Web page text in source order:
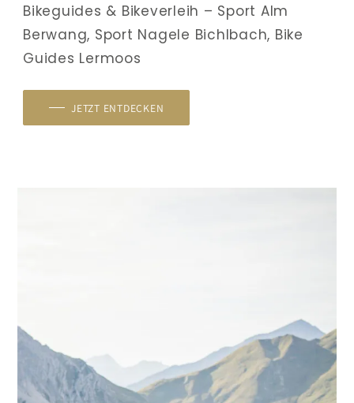
Bikeguides & Bikeverleih – Sport Alm
Berwang, Sport Nagele Bichlbach, Bike
Guides Lermoos
JETZT ENTDECKEN